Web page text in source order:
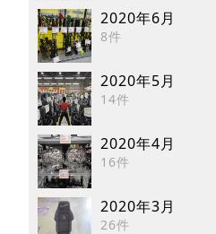
2020年6月
8件
2020年5月
14件
2020年4月
16件
2020年3月
26件